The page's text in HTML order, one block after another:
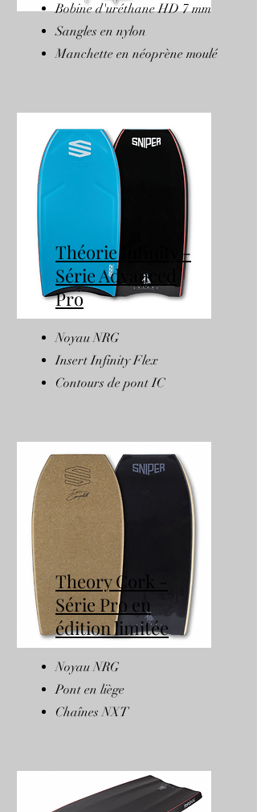
Bobine d'uréthane HD 7 mm
Sangles en nylon
Manchette en néoprène moulé
Théorie Infinity -
Série Advanced
Pro
Noyau NRG
Insert Infinity Flex
Contours de pont IC
Theory Cork -
Série Pro en
édition limitée
Noyau NRG
Pont en liège
Chaînes NXT